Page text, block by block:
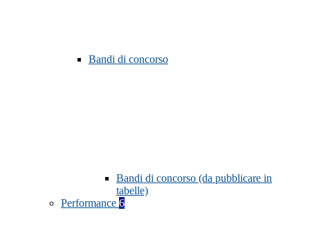
Bandi di concorso
Bandi di concorso (da pubblicare in
tabelle)
Performance 6